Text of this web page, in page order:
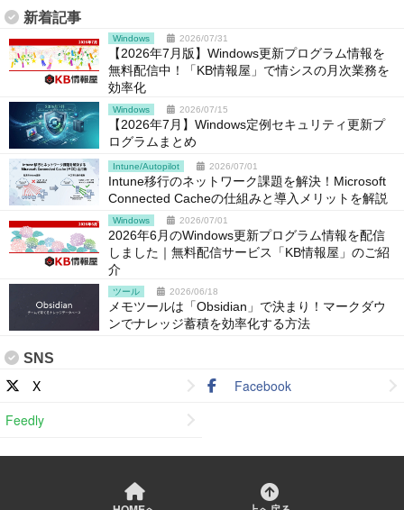
新着記事
Windows 2026/07/31
【2026年7月版】Windows更新プログラム情報を
無料配信中！「KB情報屋」で情シスの月次業務を
効率化
Windows 2026/07/15
【2026年7月】Windows定例セキュリティ更新プ
ログラムまとめ
Intune/Autopilot 2026/07/01
Intune移行のネットワーク課題を解決！Microsoft
Connected Cacheの仕組みと導入メリットを解説
Windows 2026/07/01
2026年6月のWindows更新プログラム情報を配信
しました｜無料配信サービス「KB情報屋」のご紹
介
ツール 2026/06/18
メモツールは「Obsidian」で決まり！マークダウ
ンでナレッジ蓄積を効率化する方法
SNS
X
Facebook
Feedly